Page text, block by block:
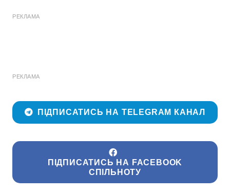
РЕКЛАМА
РЕКЛАМА
ПІДПИСАТИСЬ НА TELEGRAM КАНАЛ
ПІДПИСАТИСЬ НА FACEBOOK
СПІЛЬНОТУ